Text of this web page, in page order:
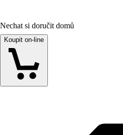
Nechat si doručit domů
Koupit on-line